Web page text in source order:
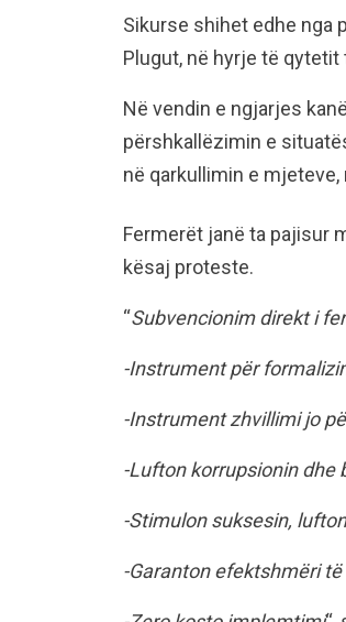
Sikurse shihet edhe nga
Plugut, në hyrje të qytetit
Në vendin e ngjarjes
përshkallëzimin e
në qarkullimin e
Fermerët janë ta pajisur
kësaj proteste.
“Subvencionim direkt i
-Instrument për
-Instrument zhvillimi jo
-Lufton korrupsionin dhe
-Stimulon suksesin,
-Garanton efektshmëri